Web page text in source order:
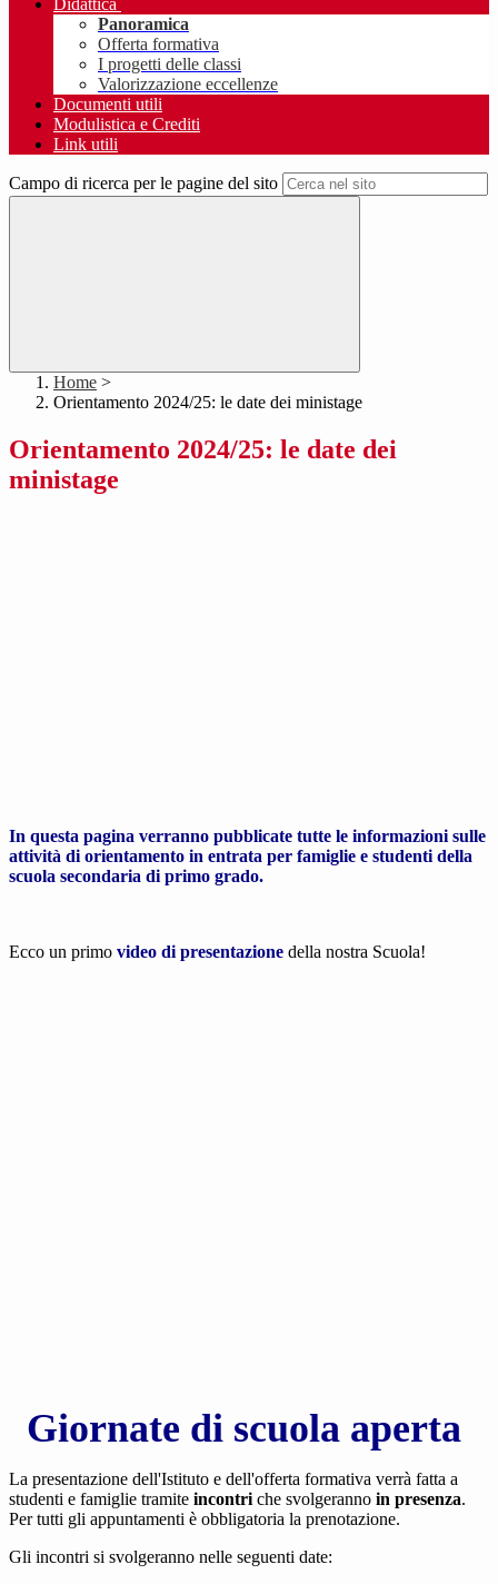
Didattica
Panoramica
Offerta formativa
I progetti delle classi
Valorizzazione eccellenze
Documenti utili
Modulistica e Crediti
Link utili
Campo di ricerca per le pagine del sito
Home >
Orientamento 2024/25: le date dei ministage
Orientamento 2024/25: le date dei
ministage
In questa pagina verranno pubblicate tutte le informazioni sulle
attività di orientamento in entrata per famiglie e studenti della
scuola secondaria di primo grado.
Ecco un primo video di presentazione della nostra Scuola!
Giornate di scuola aperta
La presentazione dell'Istituto e dell'offerta formativa verrà fatta a
studenti e famiglie tramite incontri che svolgeranno in presenza.
Per tutti gli appuntamenti è obbligatoria la prenotazione.
Gli incontri si svolgeranno nelle seguenti date: